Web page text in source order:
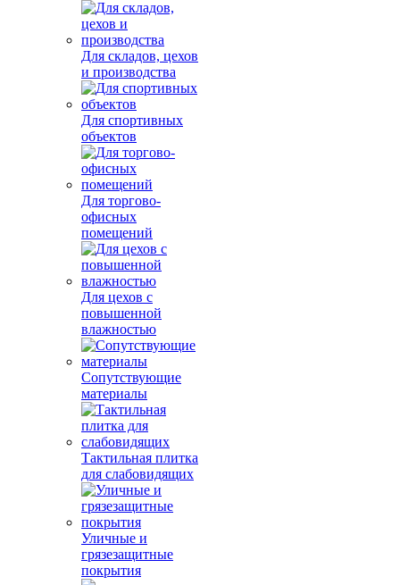
Для складов, цехов
и производства
Для спортивных
объектов
Для торгово-
офисных
помещений
Для цехов с
повышенной
влажностью
Сопутствующие
материалы
Тактильная плитка
для слабовидящих
Уличные и
грязезащитные
покрытия